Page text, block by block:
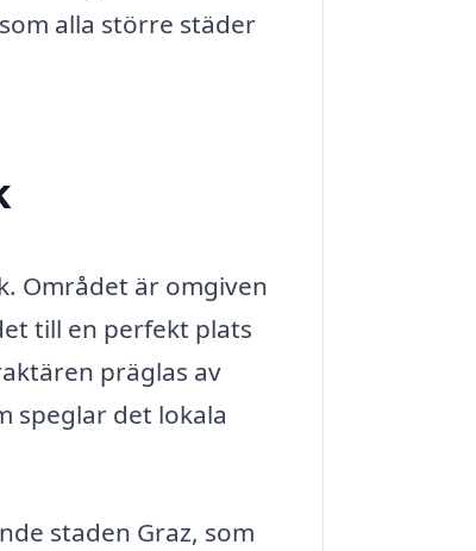
alla större städer
Området är omgiven
till en perfekt plats
präglas av
speglar det lokala
staden Graz, som